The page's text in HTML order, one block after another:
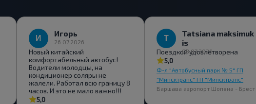
Игорь
26.07.2026
Новый китайский
комфортабельный автобус!
Водители молодцы, на
кондиционер соляры не
жалели. Работал всю границу 8
часов. И это не мало важно!!!
5,0
Tatsiana maksimuk
is
08.07.2026
Поездкой удовлетворена
5,0
Ф-л "Автобусный парк № 5" ГП
"Минсктранс" ГП "Минсктранс"
Варшава аэропорт Шопена - Брест